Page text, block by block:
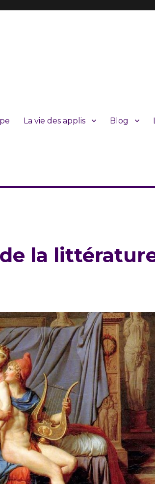
La vie des applis Blog
la